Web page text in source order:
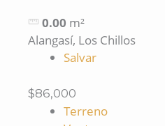
0.00 m²
Alangasí, Los Chillos
Salvar
$86,000
Terreno